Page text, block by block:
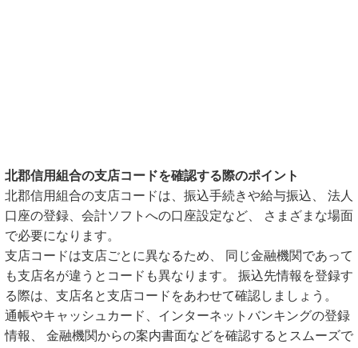
北郡信用組合の支店コードを確認する際のポイント
北郡信用組合の支店コードは、振込手続きや給与振込、 法人
口座の登録、会計ソフトへの口座設定など、 さまざまな場面
で必要になります。
支店コードは支店ごとに異なるため、 同じ金融機関であって
も支店名が違うとコードも異なります。 振込先情報を登録す
る際は、支店名と支店コードをあわせて確認しましょう。
通帳やキャッシュカード、インターネットバンキングの登録
情報、 金融機関からの案内書面などを確認するとスムーズで